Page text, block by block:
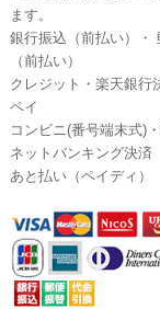
ます。
銀行振込（前払い）・
（前払い）
クレジット・楽天銀行
ペイ
コンビニ(番号端末式)
ネットバンキング決済
あと払い（ペイディ）